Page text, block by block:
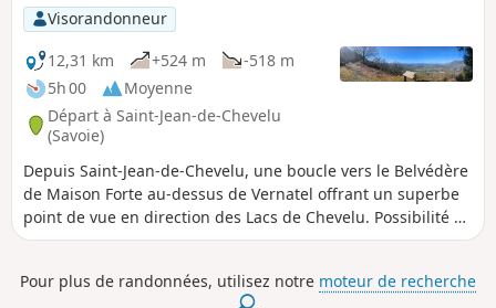
Visorandonneur
12,31 km
+524 m
-518 m
5h 00
Moyenne
Départ à Saint-Jean-de-Chevelu
(Savoie)
Depuis Saint-Jean-de-Chevelu, une boucle vers le Belvédère
de Maison Forte au-dessus de Vernatel offrant un superbe
point de vue en direction des Lacs de Chevelu. Possibilité de
monter à la Dent du Chat par le Col de la Vacherie.
Pour plus de randonnées, utilisez notre moteur de recherche
.